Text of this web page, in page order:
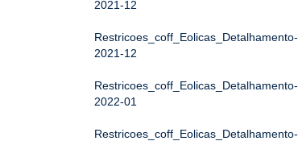
2021-12
Restricoes_coff_Eolicas_Detalhamento-
2021-12
Restricoes_coff_Eolicas_Detalhamento-
2022-01
Restricoes_coff_Eolicas_Detalhamento-